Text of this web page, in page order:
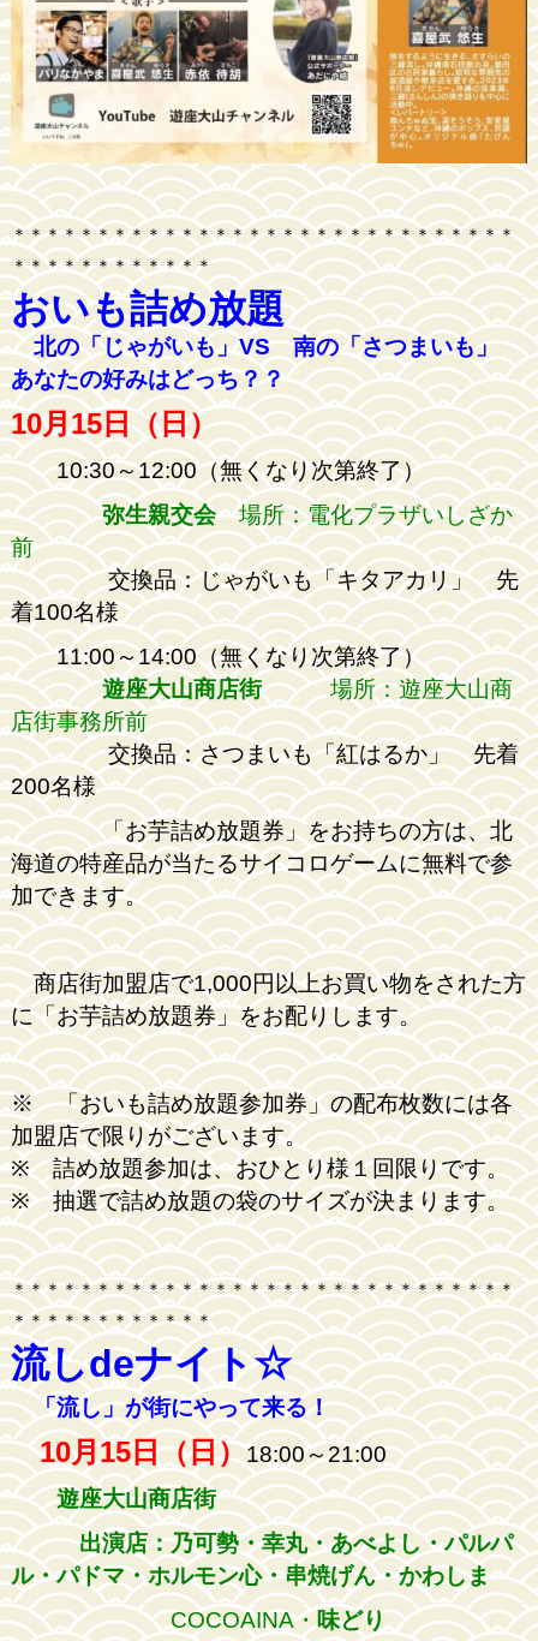
＊＊＊＊＊＊＊＊＊＊＊＊＊＊＊＊＊＊＊＊＊＊＊＊＊＊＊＊＊＊
＊＊＊＊＊＊＊＊＊＊＊＊
おいも詰め放題
北の「じゃがいも」VS 南の「さつまいも」
あなたの好みはどっち？？
10月15日（日）
10:30～12:00（無くなり次第終了）
弥生親交会場所：電化プラザいしざか
前
交換品：じゃがいも「キタアカリ」 先
着100名様
11:00～14:00（無くなり次第終了）
遊座大山商店街場所：遊座大山商
店街事務所前
交換品：さつまいも「紅はるか」 先着
200名様
「お芋詰め放題券」をお持ちの方は、北
海道の特産品が当たるサイコロゲームに無料で参
加できます。
商店街加盟店で1,000円以上お買い物をされた方
に「お芋詰め放題券」をお配りします。
※ 「おいも詰め放題参加券」の配布枚数には各
加盟店で限りがございます。
※ 詰め放題参加は、おひとり様１回限りです。
※ 抽選で詰め放題の袋のサイズが決まります。
＊＊＊＊＊＊＊＊＊＊＊＊＊＊＊＊＊＊＊＊＊＊＊＊＊＊＊＊＊＊
＊＊＊＊＊＊＊＊＊＊＊＊
流しdeナイト☆
「流し」が街にやって来る！
10月15日（日）18:00～21:00
遊座大山商店街
出演店：乃可勢・幸丸・あべよし・パルパ
ル・パドマ・ホルモン心・串焼げん・かわしま
COCOAINA・味どり